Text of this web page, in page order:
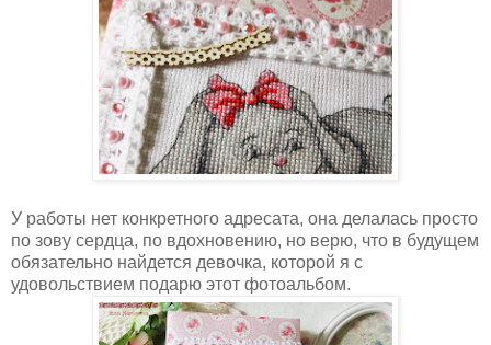
У работы нет конкретного адресата, она делалась просто
по зову сердца, по вдохновению, но верю, что в будущем
обязательно найдется девочка, которой я с
удовольствием подарю этот фотоальбом.